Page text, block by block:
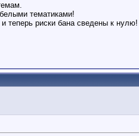
тематиками!
теперь риски бана сведены к нулю!